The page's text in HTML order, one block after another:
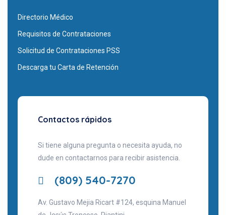
Directorio Médico
Requisitos de Contrataciones
Solicitud de Contrataciones PSS
Descarga tu Carta de Retención
Contactos rápidos
Si tiene alguna pregunta o necesita ayuda, no
dude en contactarnos para recibir asistencia.
(809) 540-7270
Av. Gustavo Mejia Ricart #124, esquina Manuel